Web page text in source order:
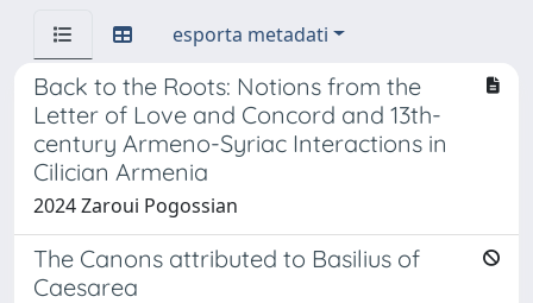
esporta metadati
Back to the Roots: Notions from the
Letter of Love and Concord and 13th-
century Armeno-Syriac Interactions in
Cilician Armenia
2024 Zaroui Pogossian
The Canons attributed to Basilius of
Caesarea